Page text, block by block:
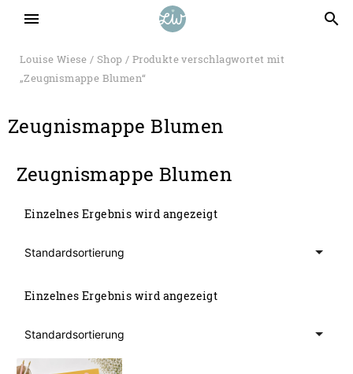
menu search
Louise Wiese / Shop / Produkte verschlagwortet mit
„Zeugnismappe Blumen“
Zeugnismappe Blumen
Zeugnismappe Blumen
Einzelnes Ergebnis wird angezeigt
Einzelnes Ergebnis wird angezeigt